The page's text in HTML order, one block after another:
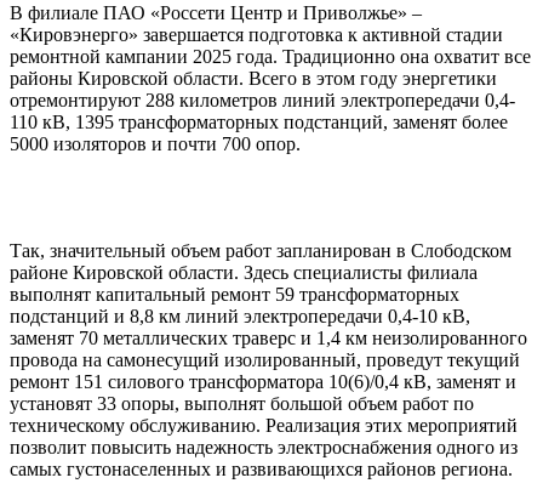
В филиале ПАО «Россети Центр и Приволжье» –
«Кировэнерго» завершается подготовка к активной стадии
ремонтной кампании 2025 года. Традиционно она охватит все
районы Кировской области. Всего в этом году энергетики
отремонтируют 288 километров линий электропередачи 0,4-
110 кВ, 1395 трансформаторных подстанций, заменят более
5000 изоляторов и почти 700 опор.
Так, значительный объем работ запланирован в Слободском
районе Кировской области. Здесь специалисты филиала
выполнят капитальный ремонт 59 трансформаторных
подстанций и 8,8 км линий электропередачи 0,4-10 кВ,
заменят 70 металлических траверс и 1,4 км неизолированного
провода на самонесущий изолированный, проведут текущий
ремонт 151 силового трансформатора 10(6)/0,4 кВ, заменят и
установят 33 опоры, выполнят большой объем работ по
техническому обслуживанию. Реализация этих мероприятий
позволит повысить надежность электроснабжения одного из
самых густонаселенных и развивающихся районов региона.